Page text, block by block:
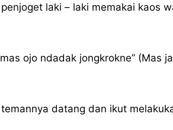
laki – laki memakai kaos
ojo ndadak jongkrokne” (Mas
datang dan ikut